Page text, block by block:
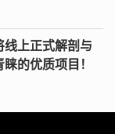
线上正式解剖与
的优质项目！